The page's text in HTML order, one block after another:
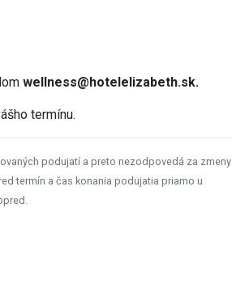
wellness@hotelelizabeth.sk.
termínu.
podujatí a preto nezodpovedá za zmeny
termín a čas konania podujatia priamo u